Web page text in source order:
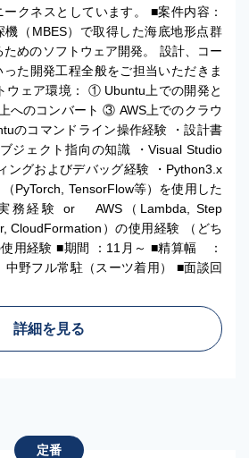
クネスとしています。 ■案件内容：
機（MBES）で取得した海底地形点群
めのソフトウェア開発。 設計、コー
た開発工程全般をご担当いただきま
ウェア環境： ① Ubuntu上での開発と
へのコンバート ③ AWS上でのクラウ
のコマンドライン操作経験 ・設計書
ジェクト指向の知識 ・Visual Studio
ングおよびデバッグ経験 ・Python3.x
PyTorch, TensorFlow等）を使用した
務経験 or AWS（Lambda, Step
CloudFormation）の使用経験 （どち
用経験 ■期間 ：11月～ ■精算幅 ：
中野フル常駐（スーツ着用） ■面談回
詳細を見る
定番